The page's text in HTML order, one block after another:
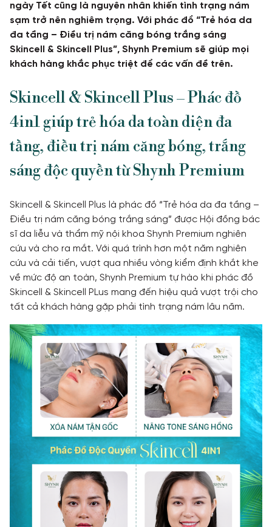
Khách hàng thực tế
TIN TỨC
ngày Tết cũng là nguyên nhân khiến tình trạng nám
sạm trở nên nghiêm trọng. Với phác đồ “Trẻ hóa da
đa tầng – Điều trị nám căng bóng trắng sáng
Skincell & Skincell Plus”, Shynh Premium sẽ giúp mọi
khách hàng khắc phục triệt để các vấn đề trên.
Skincell & Skincell Plus – Phác đồ
4in1 giúp trẻ hóa da toàn diện đa
tầng, điều trị nám căng bóng, trắng
sáng độc quyền từ Shynh Premium
Skincell & Skincell Plus là phác đồ “Trẻ hóa da đa tầng –
Điều trị nám căng bóng trắng sáng” được Hội đồng bác
sĩ da liễu và thẩm mỹ nội khoa Shynh Premium nghiên
cứu và cho ra mắt. Với quá trình hơn một năm nghiên
cứu và cải tiến, vượt qua nhiều vòng kiểm định khắt khe
về mức độ an toàn, Shynh Premium tự hào khi phác đồ
Skincell & Skincell PLus mang đến hiệu quả vượt trội cho
tất cả khách hàng gặp phải tình trạng nám lâu năm.